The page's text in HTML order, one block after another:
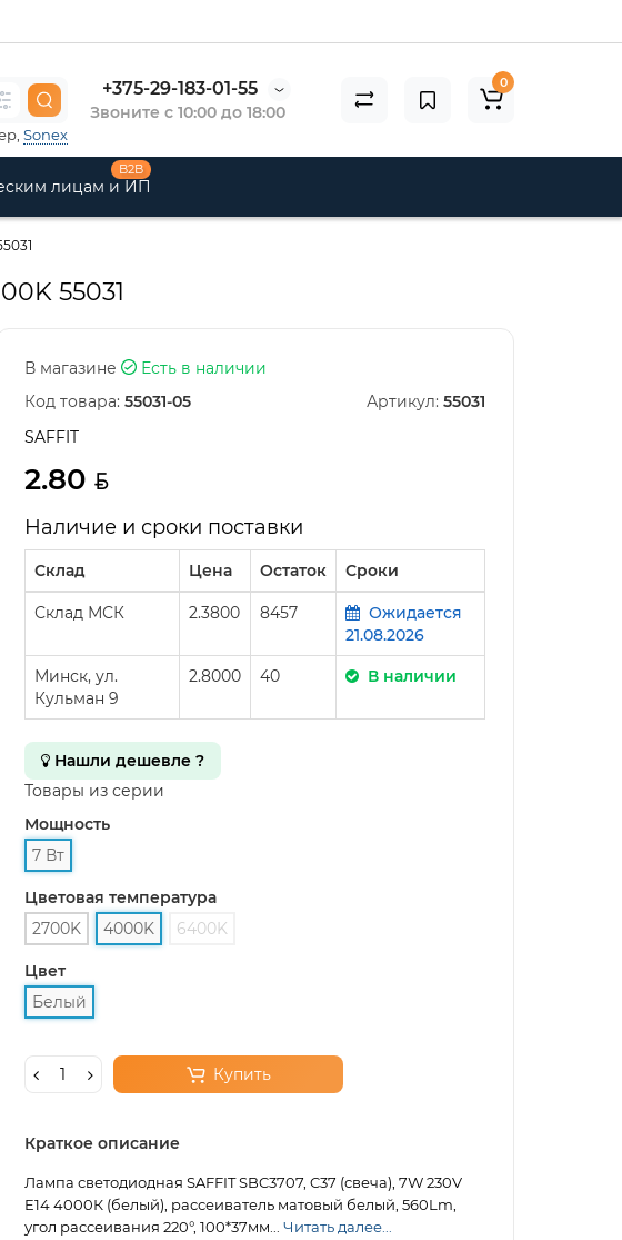
+375-29-183-01-55
Звоните с 10:00 до 18:00
Sonex
0
B2B
лицам и ИП
55031
В магазине
Есть в наличии
Код товара: 55031-05 Артикул: 55031
SAFFIT
2.80
Наличие и сроки поставки
Склад Цена Остаток Сроки
Склад МСК 2.3800 8457
Ожидается
21.08.2026
Минск, ул.
Кульман 9
2.8000 40 В наличии
Нашли дешевле ?
Товары из серии
Мощность
7 Вт
Цветовая температура
2700K
4000K 6400K
Цвет
Белый
Купить
Краткое описание
Лампа светодиодная SAFFIT SBC3707, C37 (свеча), 7W 230V
E14 4000К (белый), рассеиватель матовый белый, 560Lm,
угол рассеивания 220°, 100*37мм... Читать далее...